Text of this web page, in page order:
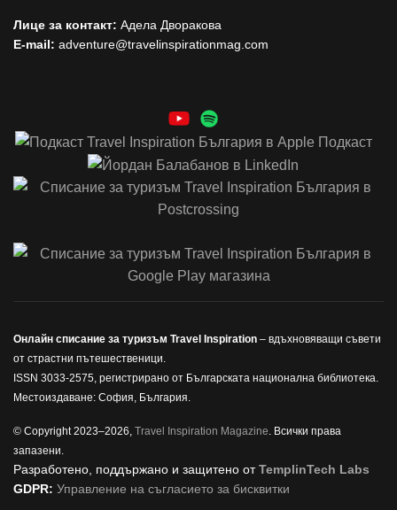
Лице за контакт: Адела Дворакова
E-mail: adventure@travelinspirationmag.com
Онлайн списание за туризъм Travel Inspiration – вдъхновяващи съвети
от страстни пътешественици.
ISSN 3033-2575, регистрирано от Българската национална библиотека.
Местоиздаване: София, България.
© Copyright 2023–2026, Travel Inspiration Magazine. Всички права
запазени.
Разработено, поддържано и защитено отTemplinTech Labs
GDPR: Управление на съгласието за бисквитки